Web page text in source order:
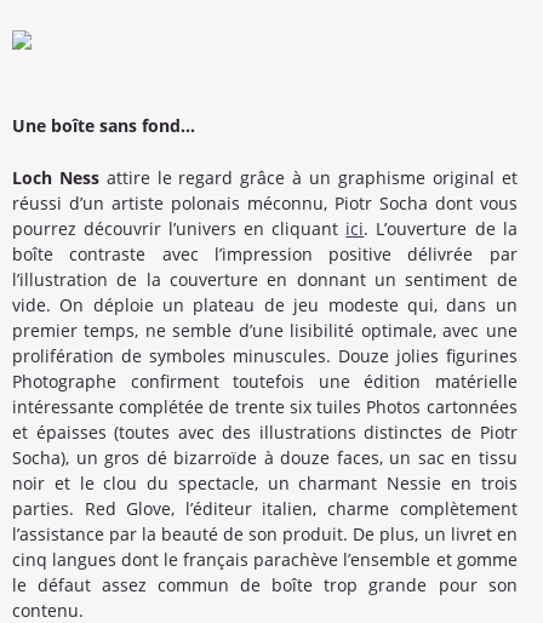
Une boîte sans fond…
Loch Nessattire le regard grâce à un graphisme original et
réussi d’un artiste polonais méconnu, Piotr Socha dont vous
pourrez découvrir l’univers en cliquant ici. L’ouverture de la
boîte contraste avec l’impression positive délivrée par
l’illustration de la couverture en donnant un sentiment de
vide. On déploie un plateau de jeu modeste qui, dans un
premier temps, ne semble d’une lisibilité optimale, avec une
prolifération de symboles minuscules. Douze jolies figurines
Photographe confirment toutefois une édition matérielle
intéressante complétée de trente six tuiles Photos cartonnées
et épaisses (toutes avec des illustrations distinctes de Piotr
Socha), un gros dé bizarroïde à douze faces, un sac en tissu
noir et le clou du spectacle, un charmant Nessie en trois
parties. Red Glove, l’éditeur italien, charme complètement
l’assistance par la beauté de son produit. De plus, un livret en
cinq langues dont le français parachève l’ensemble et gomme
le défaut assez commun de boîte trop grande pour son
contenu.